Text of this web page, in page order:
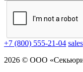
+7 (800) 555-21-04
2026 © ООО